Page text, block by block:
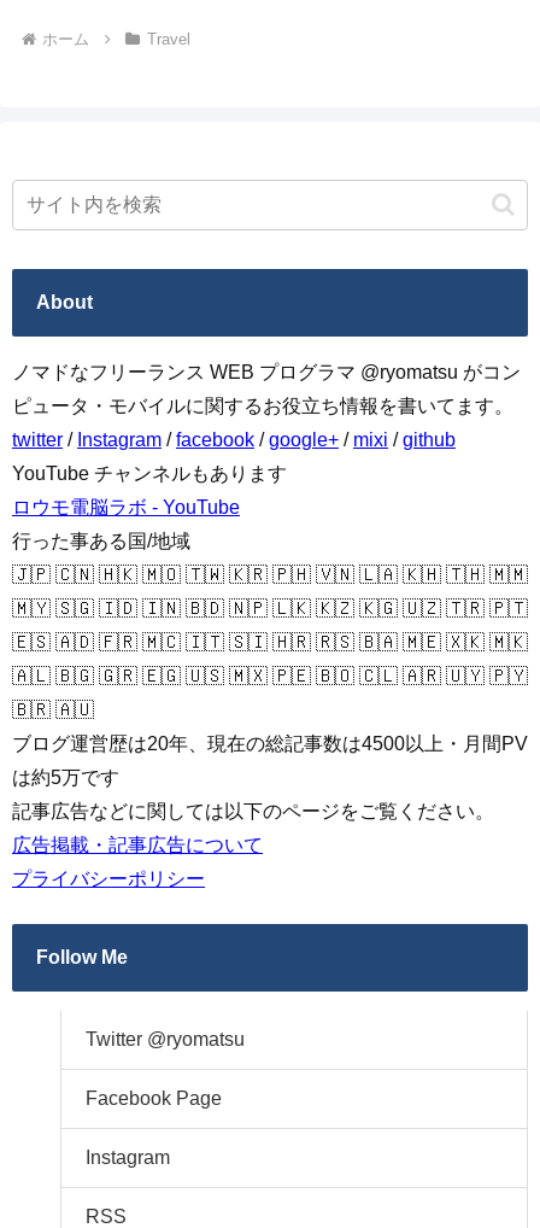
ホーム Travel
About
ノマドなフリーランス WEB プログラマ @ryomatsu がコン
ピュータ・モバイルに関するお役立ち情報を書いてます。
twitter / Instagram / facebook / google+ / mixi / github
YouTube チャンネルもあります
ロウモ電脳ラボ - YouTube
行った事ある国/地域
🇯🇵 🇨🇳 🇭🇰 🇲🇴 🇹🇼 🇰🇷 🇵🇭 🇻🇳 🇱🇦 🇰🇭 🇹🇭 🇲🇲
🇲🇾 🇸🇬 🇮🇩 🇮🇳 🇧🇩 🇳🇵 🇱🇰 🇰🇿 🇰🇬 🇺🇿 🇹🇷 🇵🇹
🇪🇸 🇦🇩 🇫🇷 🇲🇨 🇮🇹 🇸🇮 🇭🇷 🇷🇸 🇧🇦 🇲🇪 🇽🇰 🇲🇰
🇦🇱 🇧🇬 🇬🇷 🇪🇬 🇺🇸 🇲🇽 🇵🇪 🇧🇴 🇨🇱 🇦🇷 🇺🇾 🇵🇾
🇧🇷 🇦🇺
ブログ運営歴は20年、現在の総記事数は4500以上・月間PV
は約5万です
記事広告などに関しては以下のページをご覧ください。
広告掲載・記事広告について
プライバシーポリシー
Follow Me
Twitter @ryomatsu
Facebook Page
Instagram
RSS